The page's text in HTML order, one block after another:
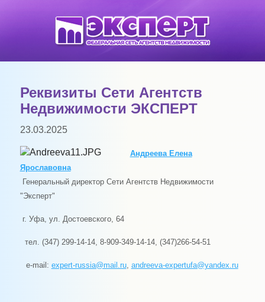
Реквизиты Сети Агентств
Недвижимости ЭКСПЕРТ
23.03.2025
Андреева Елена
Ярославовна
Генеральный директор Сети Агентств Недвижимости
"Эксперт"
г. Уфа, ул. Достоевского, 64
тел. (347) 299-14-14, 8-909-349-14-14, (347)266-54-51
e-mail : expert-russia@mail.ru, andreeva-expertufa@yandex.ru